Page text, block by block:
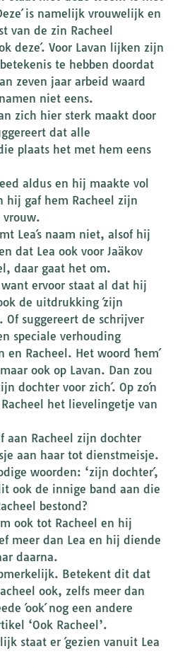
is namelijk vrouwelijk en
van de zin Racheel
deze´. Voor Lavan lijken zijn
te hebben doordat
zeven jaar arbeid waard
niet eens.
zich hier sterk maakt door
dat alle
plaats het met hem eens
aldus en hij maakte vol
hij gaf hem Racheel zijn
vrouw.
Lea´s naam niet, alsof hij
dat Lea ook voor Jaäkov
daar gaat het om.
ervoor staat al dat hij
de uitdrukking ´zijn
Of suggereert de schrijver
speciale verhouding
en Racheel. Het woord ´hem´
ook op Lavan. Dan zou
dochter voor zich´. Op zo´n
het lievelingetje van
aan Racheel zijn dochter
aan haar tot dienstmeisje.
woorden: ‘zijn dochter´,
ook de innige band aan die
bestond?
ook tot Racheel en hij
meer dan Lea en hij diende
daarna.
Betekent dit dat
ook, zelfs meer dan
´ook´ nog een andere
‘Ook Racheel’.
staat er ´gezien vanuit Lea